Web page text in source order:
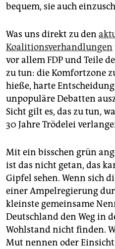
bequem, sie auch
Was uns direkt zu den
Koalitionsverhandlungen
vor allem FDP und Teile
zu tun: die Komfortzone
hieße, harte
unpopuläre Debatten
Sicht gilt es, das zu tun,
30 Jahre Trödelei
Mit ein bisschen grün
ist das nicht getan, das
Gipfel sehen. Wenn sich
einer Ampelregierung
kleinste gemeinsame
Deutschland den Weg in
Wohlstand nicht finden.
Mut nennen oder